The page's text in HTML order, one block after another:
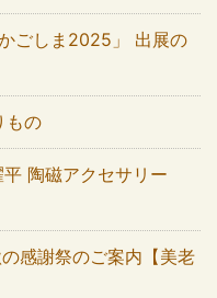
ごしま2025」 出展の
もの
平 陶磁アクセサリー
感謝祭のご案内【美老